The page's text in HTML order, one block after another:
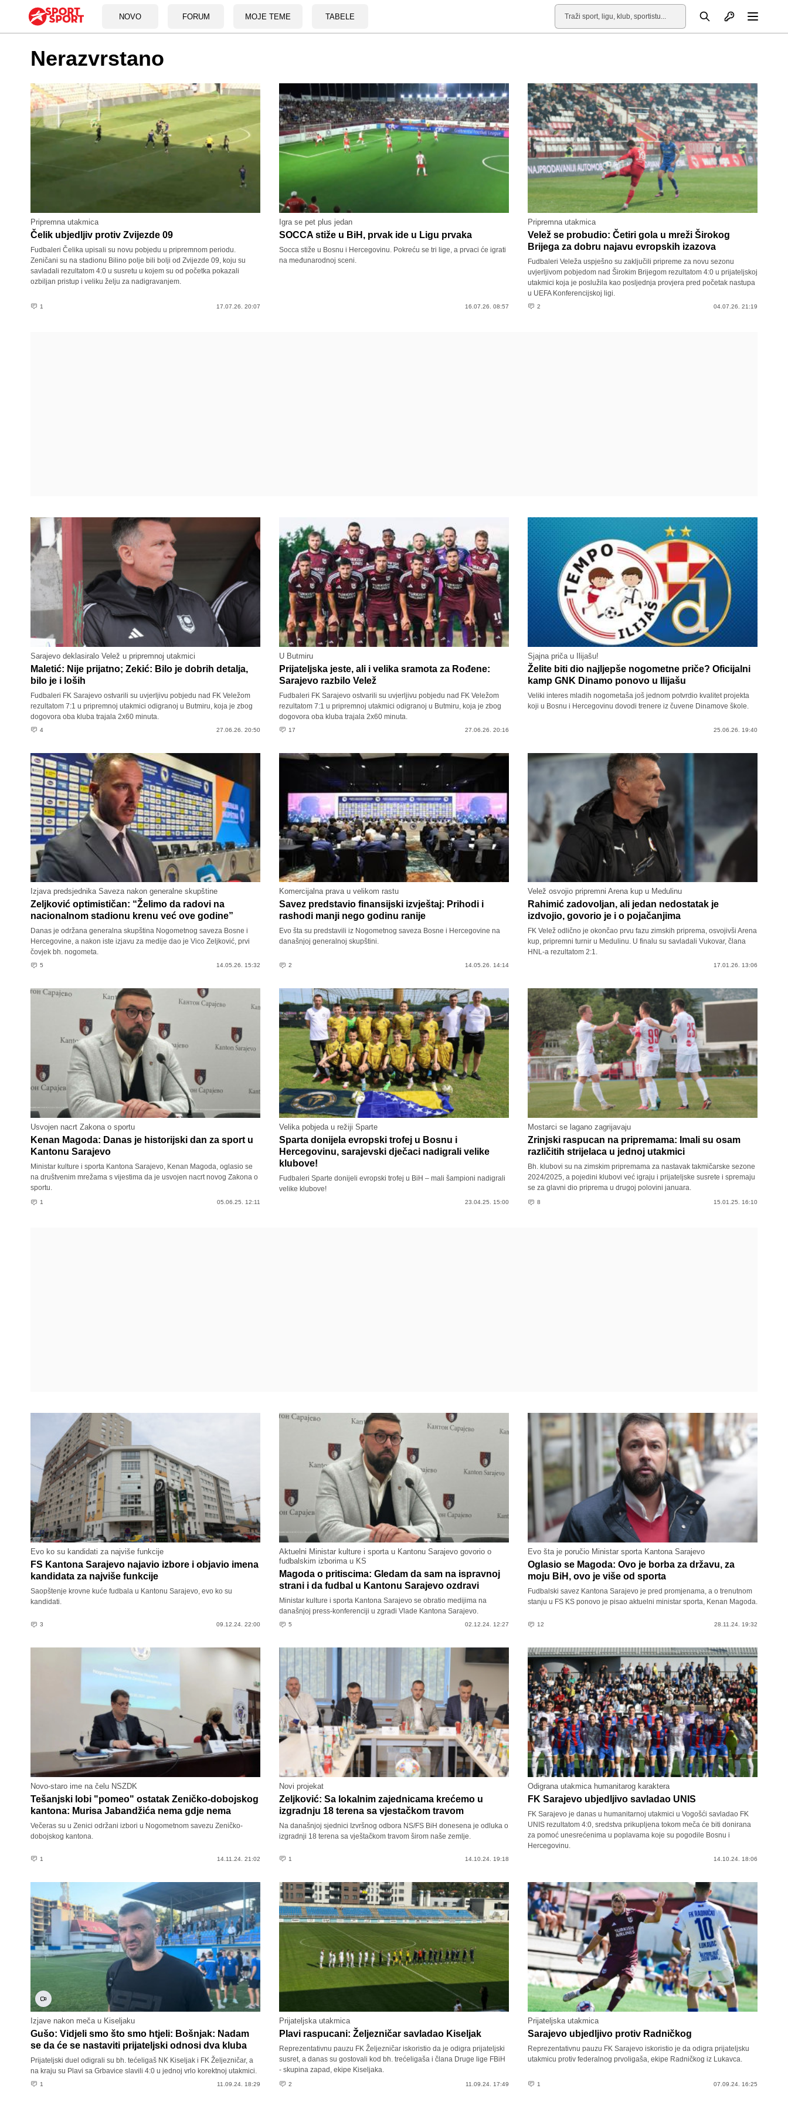
NOVO FORUM MOJE TEME TABELE
Pretraga Otvori profil
Nerazvrstano
Pripremna utakmica
Čelik ubjedljiv protiv Zvijezde 09
Fudbaleri Čelika upisali su novu pobjedu u pripremnom periodu.
Zeničani su na stadionu Bilino polje bili bolji od Zvijezde 09, koju su
savladali rezultatom 4:0 u susretu u kojem su od početka pokazali
ozbiljan pristup i veliku želju za nadigravanjem.
1 17.07.26. 20:07
Igra se pet plus jedan
SOCCA stiže u BiH, prvak ide u Ligu prvaka
Socca stiže u Bosnu i Hercegovinu. Pokreću se tri lige, a prvaci će igrati
na međunarodnoj sceni.
16.07.26. 08:57
Pripremna utakmica
Velež se probudio: Četiri gola u mreži Širokog
Brijega za dobru najavu evropskih izazova
Fudbaleri Veleža uspješno su zaključili pripreme za novu sezonu
uvjerljivom pobjedom nad Širokim Brijegom rezultatom 4:0 u prijateljskoj
utakmici koja je poslužila kao posljednja provjera pred početak nastupa
u UEFA Konferencijskoj ligi.
2 04.07.26. 21:19
Sarajevo deklasiralo Velež u pripremnoj utakmici
Maletić: Nije prijatno; Zekić: Bilo je dobrih detalja,
bilo je i loših
Fudbaleri FK Sarajevo ostvarili su uvjerljivu pobjedu nad FK Veležom
rezultatom 7:1 u pripremnoj utakmici odigranoj u Butmiru, koja je zbog
dogovora oba kluba trajala 2x60 minuta.
4 27.06.26. 20:50
U Butmiru
Prijateljska jeste, ali i velika sramota za Rođene:
Sarajevo razbilo Velež
Fudbaleri FK Sarajevo ostvarili su uvjerljivu pobjedu nad FK Veležom
rezultatom 7:1 u pripremnoj utakmici odigranoj u Butmiru, koja je zbog
dogovora oba kluba trajala 2x60 minuta.
17 27.06.26. 20:16
Sjajna priča u Ilijašu!
Želite biti dio najljepše nogometne priče? Oficijalni
kamp GNK Dinamo ponovo u Ilijašu
Veliki interes mladih nogometaša još jednom potvrdio kvalitet projekta
koji u Bosnu i Hercegovinu dovodi trenere iz čuvene Dinamove škole.
25.06.26. 19:40
Izjava predsjednika Saveza nakon generalne skupštine
Zeljković optimističan: “Želimo da radovi na
nacionalnom stadionu krenu već ove godine”
Danas je održana generalna skupština Nogometnog saveza Bosne i
Hercegovine, a nakon iste izjavu za medije dao je Vico Zeljković, prvi
čovjek bh. nogometa.
5 14.05.26. 15:32
Komercijalna prava u velikom rastu
Savez predstavio finansijski izvještaj: Prihodi i
rashodi manji nego godinu ranije
Evo šta su predstavili iz Nogometnog saveza Bosne i Hercegovine na
današnjoj generalnoj skupštini.
2 14.05.26. 14:14
Velež osvojio pripremni Arena kup u Medulinu
Rahimić zadovoljan, ali jedan nedostatak je
izdvojio, govorio je i o pojačanjima
FK Velež odlično je okončao prvu fazu zimskih priprema, osvojivši Arena
kup, pripremni turnir u Medulinu. U finalu su savladali Vukovar, člana
HNL-a rezultatom 2:1.
17.01.26. 13:06
Usvojen nacrt Zakona o sportu
Kenan Magoda: Danas je historijski dan za sport u
Kantonu Sarajevo
Ministar kulture i sporta Kantona Sarajevo, Kenan Magoda, oglasio se
na društvenim mrežama s vijestima da je usvojen nacrt novog Zakona o
sportu.
1 05.06.25. 12:11
Velika pobjeda u režiji Sparte
Sparta donijela evropski trofej u Bosnu i
Hercegovinu, sarajevski dječaci nadigrali velike
klubove!
Fudbaleri Sparte donijeli evropski trofej u BiH – mali šampioni nadigrali
velike klubove!
23.04.25. 15:00
Mostarci se lagano zagrijavaju
Zrinjski raspucan na pripremama: Imali su osam
različitih strijelaca u jednoj utakmici
Bh. klubovi su na zimskim pripremama za nastavak takmičarske sezone
2024/2025, a pojedini klubovi već igraju i prijateljske susrete i spremaju
se za glavni dio priprema u drugoj polovini januara.
8 15.01.25. 16:10
Evo ko su kandidati za najviše funkcije
FS Kantona Sarajevo najavio izbore i objavio imena
kandidata za najviše funkcije
Saopštenje krovne kuće fudbala u Kantonu Sarajevo, evo ko su
kandidati.
3 09.12.24. 22:00
Aktuelni Ministar kulture i sporta u Kantonu Sarajevo govorio o
fudbalskim izborima u KS
Magoda o pritiscima: Gledam da sam na ispravnoj
strani i da fudbal u Kantonu Sarajevo ozdravi
Ministar kulture i sporta Kantona Sarajevo se obratio medijima na
današnjoj press-konferenciji u zgradi Vlade Kantona Sarajevo.
5 02.12.24. 12:27
Evo šta je poručio Ministar sporta Kantona Sarajevo
Oglasio se Magoda: Ovo je borba za državu, za
moju BiH, ovo je više od sporta
Fudbalski savez Kantona Sarajevo je pred promjenama, a o trenutnom
stanju u FS KS ponovo je pisao aktuelni ministar sporta, Kenan Magoda.
12 28.11.24. 19:32
Novo-staro ime na čelu NSZDK
Tešanjski lobi "pomeo" ostatak Zeničko-dobojskog
kantona: Murisa Jabandžića nema gdje nema
Večeras su u Zenici održani izbori u Nogometnom savezu Zeničko-
dobojskog kantona.
1 14.11.24. 21:02
Novi projekat
Zeljković: Sa lokalnim zajednicama krećemo u
izgradnju 18 terena sa vjestačkom travom
Na današnjoj sjednici Izvršnog odbora NS/FS BiH donesena je odluka o
izgradnji 18 terena sa vještačkom travom širom naše zemlje.
1 14.10.24. 19:18
Odigrana utakmica humanitarog karaktera
FK Sarajevo ubjedljivo savladao UNIS
FK Sarajevo je danas u humanitarnoj utakmici u Vogošći savladao FK
UNIS rezultatom 4:0, sredstva prikupljena tokom meča će biti donirana
za pomoć unesrećenima u poplavama koje su pogodile Bosnu i
Hercegovinu.
14.10.24. 18:06
Izjave nakon meča u Kiseljaku
Gušo: Vidjeli smo što smo htjeli: Bošnjak: Nadam
se da će se nastaviti prijateljski odnosi dva kluba
Prijateljski duel odigrali su bh. tećeligaš NK Kiseljak i FK Željezničar, a
na kraju su Plavi sa Grbavice slavili 4:0 u jednoj vrlo korektnoj utakmici.
1 11.09.24. 18:29
Prijateljska utakmica
Plavi raspucani: Željezničar savladao Kiseljak
Reprezentativnu pauzu FK Željezničar iskoristio da je odigra prijateljski
susret, a danas su gostovali kod bh. trećeligaša i člana Druge lige FBiH
- skupina zapad, ekipe Kiseljaka.
2 11.09.24. 17:49
Prijateljska utakmica
Sarajevo ubjedljivo protiv Radničkog
Reprezentativnu pauzu FK Sarajevo iskoristio je da odigra prijateljsku
utakmicu protiv federalnog prvoligaša, ekipe Radničkog iz Lukavca.
1 07.09.24. 16:25